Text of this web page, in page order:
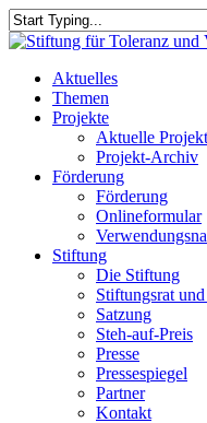
Skip
to
content
Close
search
Menu
Aktuelles
Themen
Projekte
Aktuelle
Projekt-Archiv
Förderung
Förderung
Onlineformular
Stiftung
Die Stiftung
Stiftungsrat
Satzung
Steh-auf-Preis
Presse
Pressespiegel
Partner
Kontakt